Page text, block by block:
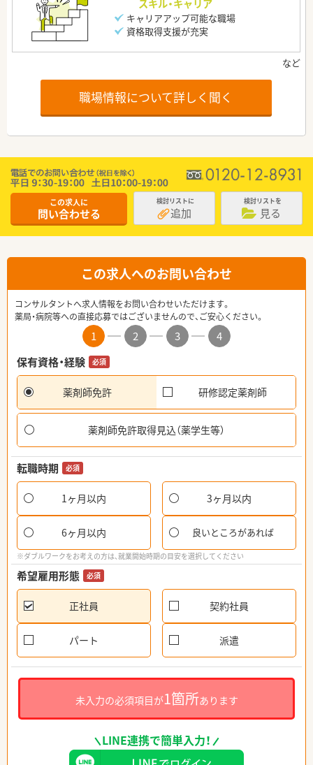
スキル・キャリア
キャリアアップ可能な職場
資格取得支援が充実
職場情報について詳しく聞く
この求人に
問い合わせる
検討リストに
追加
検討リストを
見る
この求人へのお問い合わせ
コンサルタントへ求人情報をお問い合わせいただけます。
薬局・病院等への直接応募ではございませんので、ご安心ください。
1 2 3
4
保有資格・経験
必須
薬剤師免許 研修認定薬剤師
薬剤師免許取得見込（薬学生等）
転職時期 必須
1ヶ月以内 3ヶ月以内
6ヶ月以内 良いところがあれば
※ダブルワークをお考えの方は、就業開始時期の目安を選択してください
希望雇用形態 必須
正社員 契約社員
パート 派遣
未入力の必須項目が1箇所あります
LINE連携で簡単入力！